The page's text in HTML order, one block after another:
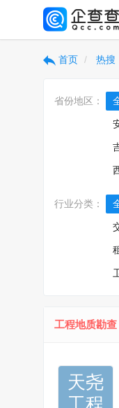
首页 热搜
省份地区：
行业分类：
工程地质勘查
天尧
工程